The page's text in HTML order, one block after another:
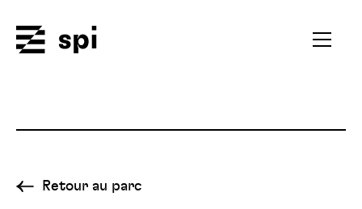
Ouvrir
Retour au parc